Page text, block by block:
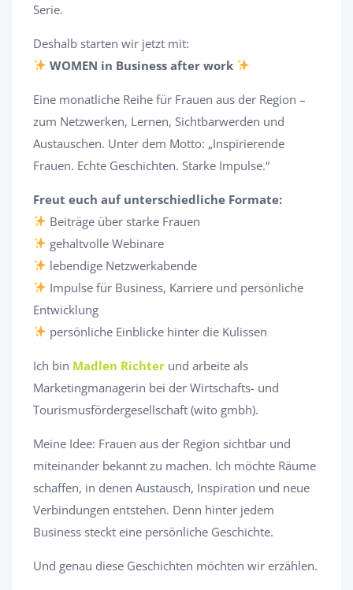
Serie.
Deshalb starten wir jetzt mit:
WOMEN in Business after work
Eine monatliche Reihe für Frauen aus der Region –
zum Netzwerken, Lernen, Sichtbarwerden und
Austauschen. Unter dem Motto: „Inspirierende
Frauen. Echte Geschichten. Starke Impulse.“
Freut euch auf unterschiedliche Formate:
Beiträge über starke Frauen
gehaltvolle Webinare
lebendige Netzwerkabende
Impulse für Business, Karriere und persönliche
Entwicklung
persönliche Einblicke hinter die Kulissen
Ich bin Madlen Richter und arbeite als
Marketingmanagerin bei der Wirtschafts- und
Tourismusfördergesellschaft (wito gmbh).
Meine Idee: Frauen aus der Region sichtbar und
miteinander bekannt zu machen. Ich möchte Räume
schaffen, in denen Austausch, Inspiration und neue
Verbindungen entstehen. Denn hinter jedem
Business steckt eine persönliche Geschichte.
Und genau diese Geschichten möchten wir erzählen.